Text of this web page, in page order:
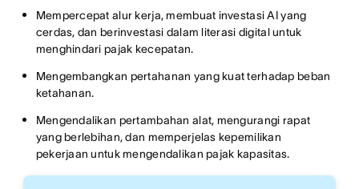
Mempercepat alur kerja, membuat investasi AI yang
cerdas, dan berinvestasi dalam literasi digital untuk
menghindari pajak kecepatan.
Mengembangkan pertahanan yang kuat terhadap beban
ketahanan.
Mengendalikan pertambahan alat, mengurangi rapat
yang berlebihan, dan memperjelas kepemilikan
pekerjaan untuk mengendalikan pajak kapasitas.